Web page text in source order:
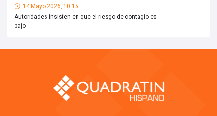
14 Mayo 2026, 10:15
Autoridades insisten en que el riesgo de contagio ex
bajo